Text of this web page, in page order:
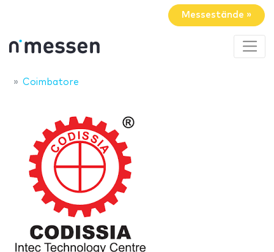
Messestände »
Coimbatore